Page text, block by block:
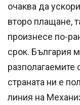
очаква да
второ плащане,
произнесе по-
срок. България
разполагаемите
страната ни е
линия на